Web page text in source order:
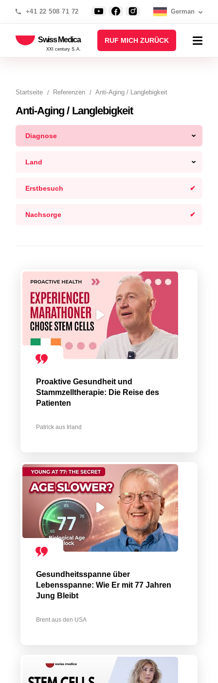
+41 22 508 71 72 German
Swiss Medica
XXI century S.A.
RUF MICH ZURÜCK
Startseite Referenzen Anti-Aging / Langlebigkeit
Anti-Aging / Langlebigkeit
Diagnose
Land
Erstbesuch
Nachsorge
Proaktive Gesundheit und
Stammzelltherapie: Die Reise des
Patienten
Patrick aus Irland
Gesundheitsspanne über
Lebensspanne: Wie Er mit 77 Jahren
Jung Bleibt
Brent aus den USA